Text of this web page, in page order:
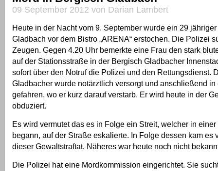
09 September 2012 von Darian Lambert
Heute in der Nacht vom 9. September wurde ein 29
Gladbach vor dem Bistro „ARENA“ erstochen. Die Polizei
Zeugen. Gegen 4.20 Uhr bemerkte eine Frau den stark
auf der Stationsstraße in der Bergisch Gladbacher
sofort über den Notruf die Polizei und den Rettungsdienst.
Gladbacher wurde notärztlich versorgt und anschließend
gefahren, wo er kurz darauf verstarb. Er wird heute in der
obduziert.
Es wird vermutet das es in Folge ein Streit, welcher in einer
begann, auf der Straße eskalierte. In Folge dessen kam es
dieser Gewaltstraftat. Näheres war heute noch nicht
Die Polizei hat eine Mordkommission eingerichtet. Sie